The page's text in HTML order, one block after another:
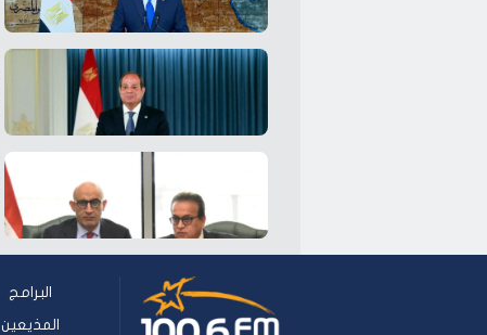
البرامج
المذيعين